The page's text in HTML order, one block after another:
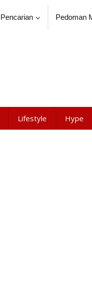
Pencarian Pedoman
Lifestyle Hype